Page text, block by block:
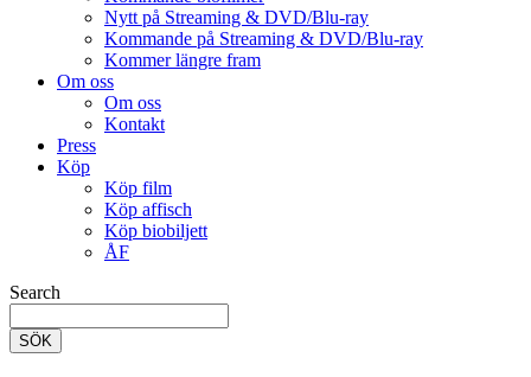
Nytt på Streaming & DVD/Blu-ray
Kommande på Streaming & DVD/Blu-ray
Kommer längre fram
Om oss
Om oss
Kontakt
Press
Köp
Köp film
Köp affisch
Köp biobiljett
ÅF
Search
SÖK